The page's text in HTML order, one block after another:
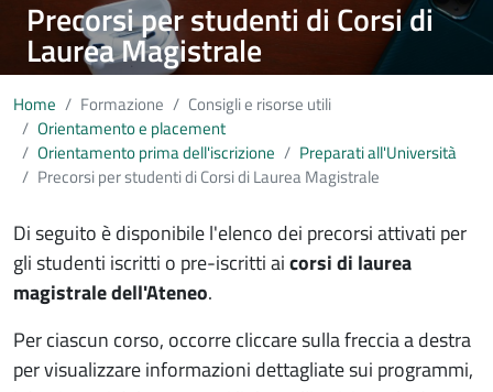
Precorsi per studenti di Corsi di
Laurea Magistrale
Home Formazione
Consigli e risorse utili
Orientamento e placement
Orientamento prima dell'iscrizione
Preparati all'Università
Precorsi per studenti di Corsi di Laurea Magistrale
Di seguito è disponibile l'elenco dei precorsi attivati per
gli studenti iscritti o pre-iscritti aicorsi di laurea
magistrale dell'Ateneo.
Per ciascun corso, occorre cliccare sulla freccia a destra
per visualizzare informazioni dettagliate sui programmi,